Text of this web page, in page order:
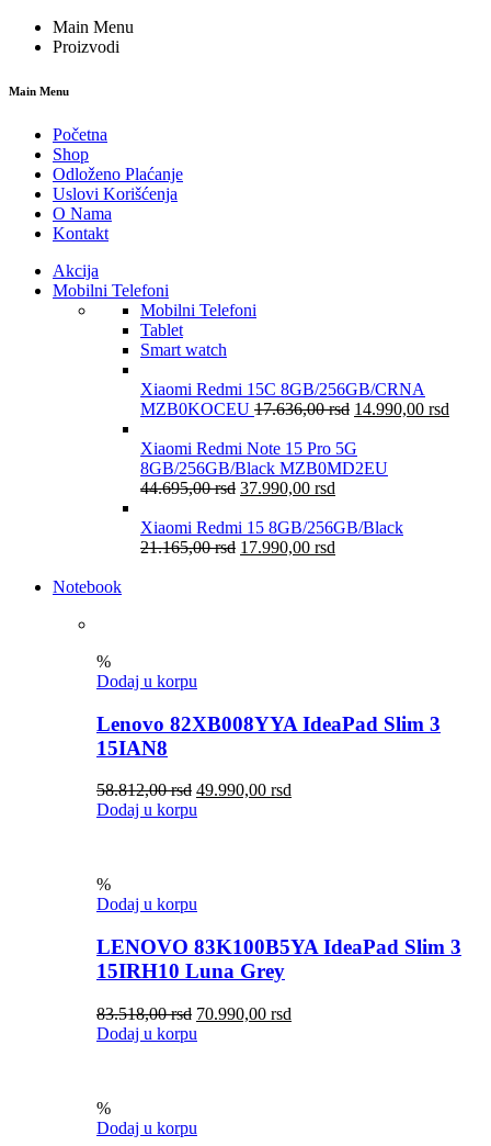
Main Menu
Proizvodi
Main Menu
Početna
Shop
Odloženo Plaćanje
Uslovi Korišćenja
O Nama
Kontakt
Akcija
Mobilni Telefoni
Mobilni Telefoni
Tablet
Smart watch
Xiaomi Redmi 15C 8GB/256GB/CRNA
MZB0KOCEU 17.636,00rsd 14.990,00 rsd
Xiaomi Redmi Note 15 Pro 5G
8GB/256GB/Black MZB0MD2EU
44.695,00rsd 37.990,00 rsd
Xiaomi Redmi 15 8GB/256GB/Black
21.165,00rsd 17.990,00 rsd
Notebook
%
Dodaj u korpu
Lenovo 82XB008YYA IdeaPad Slim 3
15IAN8
58.812,00rsd 49.990,00 rsd
Dodaj u korpu
%
Dodaj u korpu
LENOVO 83K100B5YA IdeaPad Slim 3
15IRH10 Luna Grey
83.518,00rsd 70.990,00 rsd
Dodaj u korpu
%
Dodaj u korpu